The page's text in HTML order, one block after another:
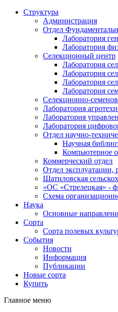
Структура
Администрация
Отдел
Лаборатория
Лаборатория
Селекционный центр
Лаборатория
Лаборатория
Лаборатория
Лаборатория
Селекционно-
Лаборатория
Лаборатория
Лаборатория
Отдел научно-
Научная
Компьютерное
Коммерческий отдел
Отдел эксплуатации,
Шатиловская
«ОС «Стрелецкая»
Схема
Наука
Основные
Сорта
Сорта полевых
События
Новости
Информация
Публикации
Новые сорта
Купить
Главное меню